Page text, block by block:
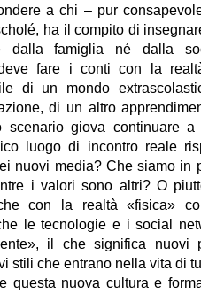
a chi – pur
ha il compito di
dalla famiglia né dalla
fare i conti con la
di un mondo
di un altro
scenario giova continuare
luogo di incontro reale
nuovi media? Che siamo in
i valori sono altri? O
con la realtà «fisica»
le tecnologie e i social
il che significa nuovi
stili che entrano nella vita di
questa nuova cultura e